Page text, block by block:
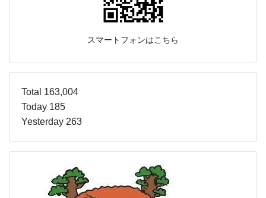
スマートフォンはこちら
Total 163,004
Today 185
Yesterday 263